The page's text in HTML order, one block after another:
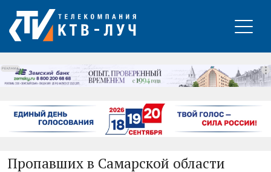
РЕКЛАМА
Пропавших в Самарской области